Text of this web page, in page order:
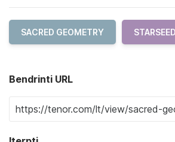
SACRED GEOMETRY STARSEED
Bendrinti URL